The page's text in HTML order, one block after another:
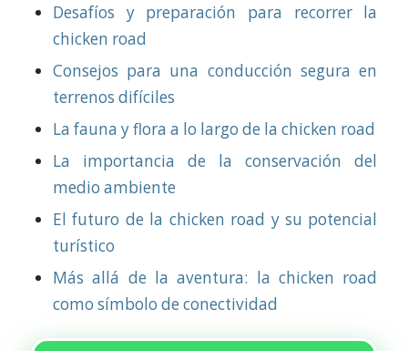
Desafíos y preparación para recorrer la
chicken road
Consejos para una conducción segura en
terrenos difíciles
La fauna y flora a lo largo de la chicken road
La importancia de la conservación del
medio ambiente
El futuro de la chicken road y su potencial
turístico
Más allá de la aventura: la chicken road
como símbolo de conectividad